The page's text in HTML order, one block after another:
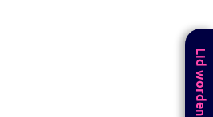
Lid worden